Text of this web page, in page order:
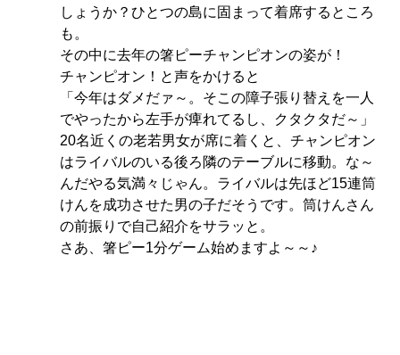
しょうか？ひとつの島に固まって着席するところ
も。
その中に去年の箸ピーチャンピオンの姿が！
チャンピオン！と声をかけると
「今年はダメだァ～。そこの障子張り替えを一人
でやったから左手が痺れてるし、クタクタだ～」
20名近くの老若男女が席に着くと、チャンピオン
はライバルのいる後ろ隣のテーブルに移動。な～
んだやる気満々じゃん。ライバルは先ほど15連筒
けんを成功させた男の子だそうです。筒けんさん
の前振りで自己紹介をサラッと。
さあ、箸ピー1分ゲーム始めますよ～～♪